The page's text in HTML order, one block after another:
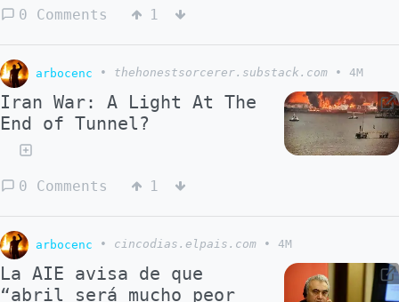
echando balones fuera a la responsabilidad
exculpando vergonzosamente a los errores
cometidos en su despliegue, su cantidad
sobre el total de la potencia instalada, su
desprecio por la necesidad de balancear la
red. Escondiendo que se permitía instalar
fotovoltaica a cascoporro, sin control
la formacion de precios mayoristas del
mercado eléctrico daba precios negativos y
les hacia perder dinero a los grandes
0 Comments 1
arbocenc • thehonestsorcerer.substack.com • 4M
Iran War: A Light At The
End of Tunnel?
0 Comments 1
arbocenc • cincodias.elpais.com • 4M
La AIE avisa de que
“abril será mucho peor